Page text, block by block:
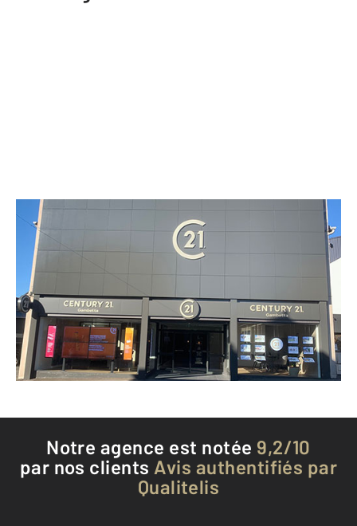
CENTURY 21 Gambetta
6 rue Charles Malard
FOUGERES - 35300
Envoyer un message
Téléphoner à l'agence
Notre agence est notée 9,2/10
par nos clients Avis authentifiés par
Qualitelis